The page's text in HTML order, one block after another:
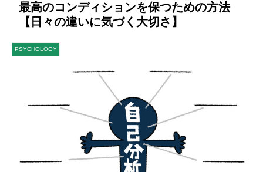
最高のコンディションを保つための方法
【日々の違いに気づく大切さ】
PSYCHOLOGY